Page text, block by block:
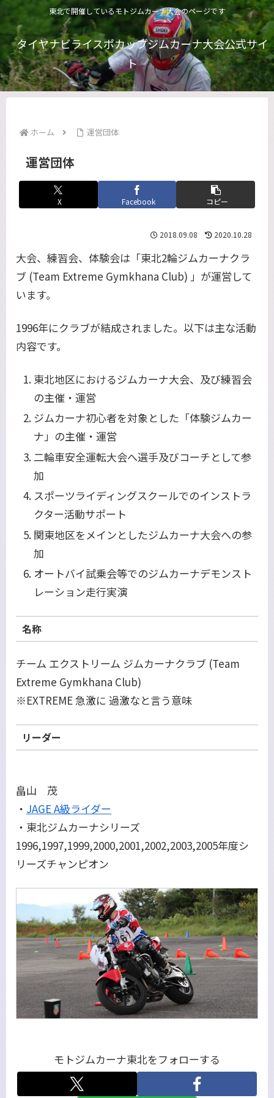
東北で開催しているモトジムカーナ大会のページです
タイヤナビライスポカップジムカーナ大会公式サイ
ト
ホーム 運営団体
運営団体
X Facebook コピー
2018.09.08 2020.10.28
大会、練習会、体験会は「東北2輪ジムカーナクラ
ブ (Team Extreme Gymkhana Club) 」が運営して
います。
1996年にクラブが結成されました。以下は主な活動
内容です。
東北地区におけるジムカーナ大会、及び練習会
の主催・運営
ジムカーナ初心者を対象とした「体験ジムカー
ナ」の主催・運営
二輪車安全運転大会へ選手及びコーチとして参
加
スポーツライディングスクールでのインストラ
クター活動サポート
関東地区をメインとしたジムカーナ大会への参
加
オートバイ試乗会等でのジムカーナデモンスト
レーション走行実演
名称
チーム エクストリーム ジムカーナクラブ (Team
Extreme Gymkhana Club)
※EXTREME 急激に 過激なと言う意味
リーダー
畠山 茂
・ JAGE A級ライダー
・東北ジムカーナシリーズ
1996,1997,1999,2000,2001,2002,2003,2005年度シ
リーズチャンピオン
モトジムカーナ東北をフォローする